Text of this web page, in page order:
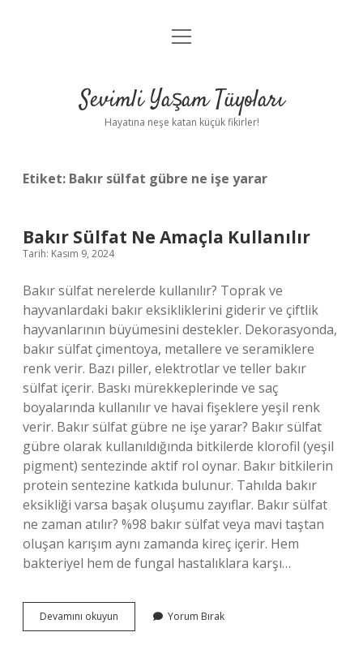
Anasayfa
Yasal Uyarı
menüyü
Sevimli Yaşam Tüyoları
Hayatına neşe katan küçük fikirler!
Etiket: Bakır sülfat gübre ne işe yarar
Bakır Sülfat Ne Amaçla Kullanılır
Tarih: Kasım 9, 2024
Bakır sülfat nerelerde kullanılır? Toprak ve
hayvanlardaki bakır eksikliklerini giderir ve çiftlik
hayvanlarının büyümesini destekler. Dekorasyonda,
bakır sülfat çimentoya, metallere ve seramiklere
renk verir. Bazı piller, elektrotlar ve teller bakır
sülfat içerir. Baskı mürekkeplerinde ve saç
boyalarında kullanılır ve havai fişeklere yeşil renk
verir. Bakır sülfat gübre ne işe yarar? Bakır sülfat
gübre olarak kullanıldığında bitkilerde klorofil (yeşil
pigment) sentezinde aktif rol oynar. Bakır bitkilerin
protein sentezine katkıda bulunur. Tahılda bakır
eksikliği varsa başak oluşumu zayıflar. Bakır sülfat
ne zaman atılır? %98 bakır sülfat veya mavi taştan
oluşan karışım aynı zamanda kireç içerir. Hem
bakteriyel hem de fungal hastalıklara karşı…
Devamını okuyun
Sülfat
Yorum Bırak